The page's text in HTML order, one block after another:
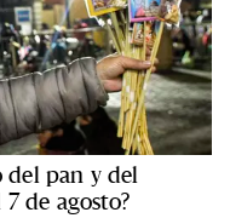
del pan y del
de agosto?